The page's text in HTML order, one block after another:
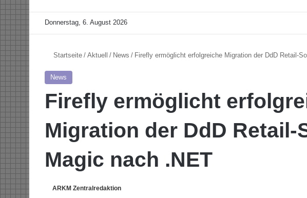
Donnerstag, 6. August 2026
Startseite / Aktuell / News / Firefly ermöglicht erfolgreiche Migration der DdD Retail-
News
Firefly ermöglicht
Migration der DdD Retail-
Magic nach .NET
ARKM Zentralredaktion